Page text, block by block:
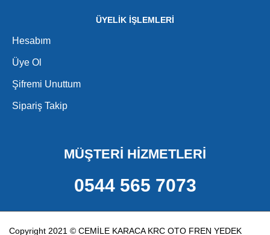
ÜYELİK İŞLEMLERİ
Hesabım
Üye Ol
Şifremi Unuttum
Sipariş Takip
MÜŞTERİ HİZMETLERİ
0544 565 7073
Copyright 2021 © CEMİLE KARACA KRC OTO FREN YEDEK